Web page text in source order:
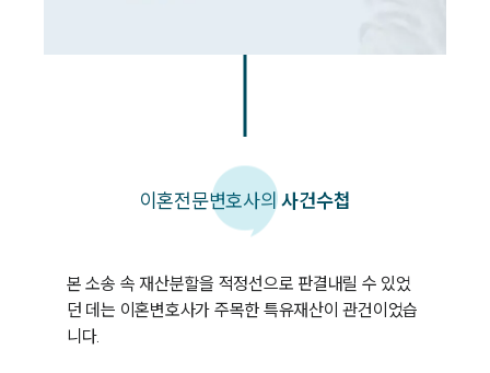
이혼전문변호사의사건수첩
본 소송 속 재산분할을 적정선으로 판결내릴 수 있었
던 데는 이혼변호사가 주목한 특유재산이 관건이었습
니다.